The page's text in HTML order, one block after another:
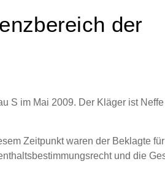
der
S im Mai 2009. Der Kläger ist
Zeitpunkt waren der Beklagte
und die